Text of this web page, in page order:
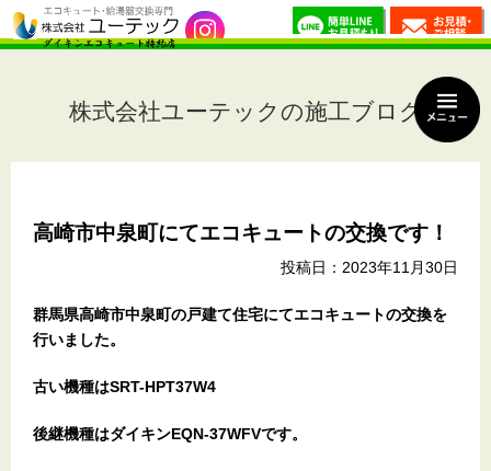
株式会社ユーテックの施工ブログ
高崎市中泉町にてエコキュートの交換です！
投稿日：2023年11月30日
群馬県高崎市中泉町の戸建て住宅にてエコキュートの交換を
行いました。
古い機種はSRT-HPT37W4
後継機種はダイキンEQN-37WFVです。